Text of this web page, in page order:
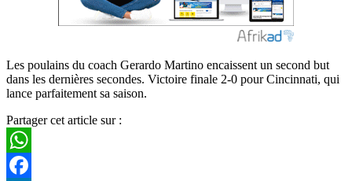
Les poulains du coach Gerardo Martino encaissent un second but
dans les dernières secondes. Victoire finale 2-0 pour Cincinnati, qui
lance parfaitement sa saison.
Partager cet article sur :
WhatsApp